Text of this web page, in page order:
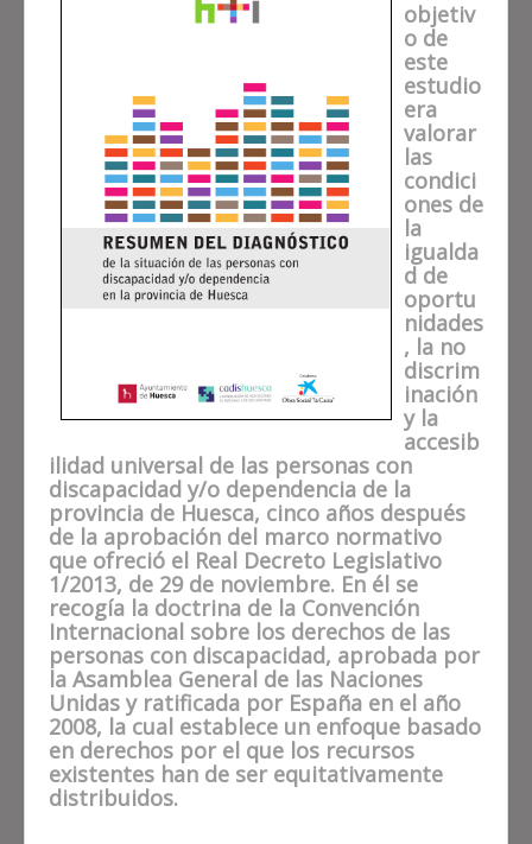
objetiv
o de
este
estudio
era
valorar
las
condici
ones de
la
igualda
d de
oportu
nidades
, la no
discrim
inación
y la
accesib
ilidad universal de las personas con
discapacidad y/o dependencia de la
provincia de Huesca, cinco años después
de la aprobación del marco normativo
que ofreció el Real Decreto Legislativo
1/2013, de 29 de noviembre. En él se
recogía la doctrina de la Convención
Internacional sobre los derechos de las
personas con discapacidad, aprobada por
la Asamblea General de las Naciones
Unidas y ratificada por España en el año
2008, la cual establece un enfoque basado
en derechos por el que los recursos
existentes han de ser equitativamente
distribuidos.